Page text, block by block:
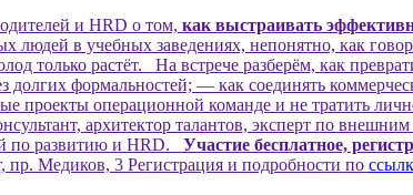
и HRD о том, как выстраивать
в учебных заведениях, непонятно, как
только растёт. На встрече разберём, как
формальностей; — как соединять
проекты операционной команде и не тратить
архитектор талантов, эксперт по
по развитию и HRD. Участие бесплатное,
Медиков, 3 Регистрация и подробности по